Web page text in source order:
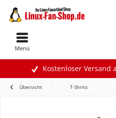
Kostenloser Versand
Menü
Übersicht T-Shirts